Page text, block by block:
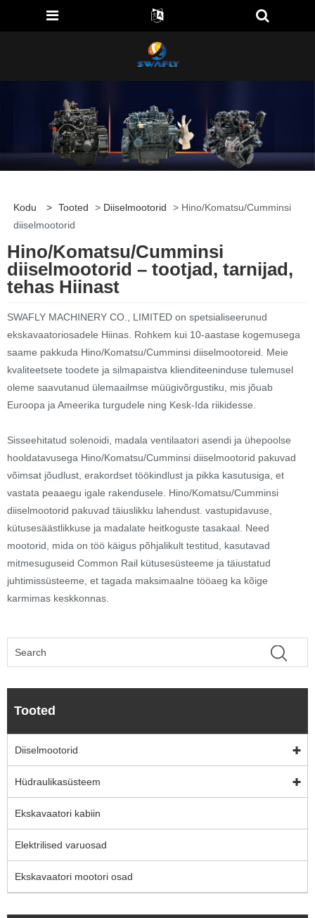
Kodu > Tooted > Diiselmootorid
> Hino/Komatsu/Cumminsi
diiselmootorid
Hino/Komatsu/Cumminsi
diiselmootorid – tootjad, tarnijad,
tehas Hiinast
SWAFLY MACHINERY CO., LIMITED on spetsialiseerunud
ekskavaatoriosadele Hiinas. Rohkem kui 10-aastase kogemusega
saame pakkuda Hino/Komatsu/Cumminsi diiselmootoreid. Meie
kvaliteetsete toodete ja silmapaistva klienditeeninduse tulemusel
oleme saavutanud ülemaailmse müügivõrgustiku, mis jõuab
Euroopa ja Ameerika turgudele ning Kesk-Ida riikidesse.
Sisseehitatud solenoidi, madala ventilaatori asendi ja ühepoolse
hooldatavusega Hino/Komatsu/Cumminsi diiselmootorid pakuvad
võimsat jõudlust, erakordset töökindlust ja pikka kasutusiga, et
vastata peaaegu igale rakendusele. Hino/Komatsu/Cumminsi
diiselmootorid pakuvad täiuslikku lahendust. vastupidavuse,
kütusesäästlikkuse ja madalate heitkoguste tasakaal. Need
mootorid, mida on töö käigus põhjalikult testitud, kasutavad
mitmesuguseid Common Rail kütusesüsteeme ja täiustatud
juhtimissüsteeme, et tagada maksimaalne tööaeg ka kõige
karmimas keskkonnas.
Tooted
Diiselmootorid
Hüdraulikasüsteem
Ekskavaatori kabiin
Elektrilised varuosad
Ekskavaatori mootori osad